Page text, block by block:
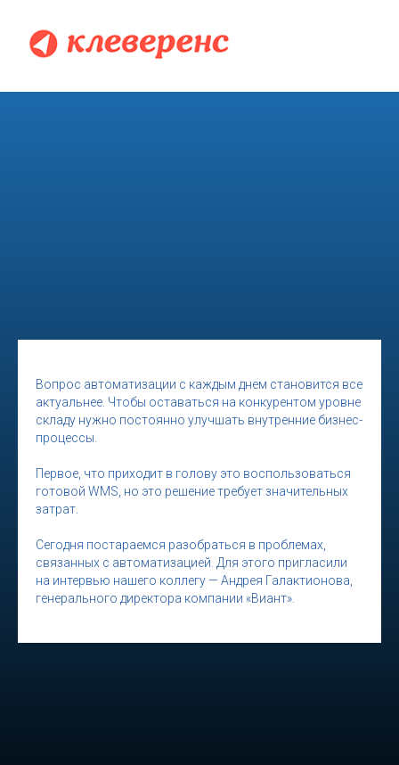
Вопрос автоматизации с каждым днем становится все
актуальнее. Чтобы оставаться на конкурентом уровне
складу нужно постоянно улучшать внутренние бизнес-
процессы.
Первое, что приходит в голову это воспользоваться
готовой WMS, но это решение требует значительных
затрат.
Сегодня постараемся разобраться в проблемах,
связанных с автоматизацией. Для этого пригласили
на интервью нашего коллегу — Андрея Галактионова,
генерального директора компании «Виант».